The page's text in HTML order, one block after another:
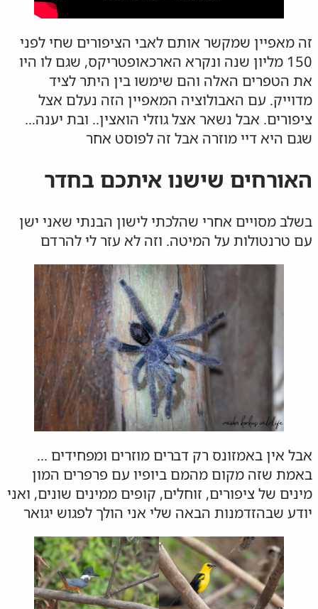
זה מאפיין שמקשר אותם לאבי הציפורים שחי לפני
150 מליון שנה ונקרא הארכאופטריקס, שגם לו היו
את הטפרים האלה והם שימשו בין היתר לציד
מדוייק. עם האבולוציה המאפיין הזה נעלם אצל
ציפורים. אבל נשאר אצל גוזלי הואצין.. ובת יענה…
שגם היא דיי מוזרה אבל זה לפוסט אחר
האורחים שישנו איתכם בחדר
בשלב מסויים אחרי שהלכתי לישון הבנתי שאני ישן
עם טרנטולות על המיטה. וזה לא עזר לי להרדם
אבל אין באמזונס רק דברים מוזרים ומפחידים …
באמת שזה מקום מהמם ביופיו עם פרפרים המון
מינים של ציפורים, זוחלים, קופים ממינים שונים, ואני
יודע שבהזדמנות הבאה שלי אני הולך לפגוש יגואר